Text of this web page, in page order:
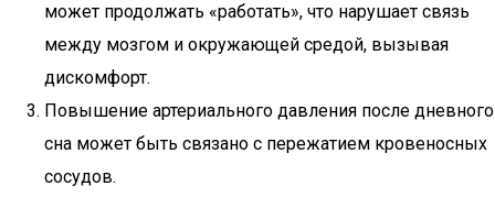
может продолжать «работать», что нарушает связь
между мозгом и окружающей средой, вызывая
дискомфорт.
Повышение артериального давления после дневного
сна может быть связано с пережатием кровеносных
сосудов.